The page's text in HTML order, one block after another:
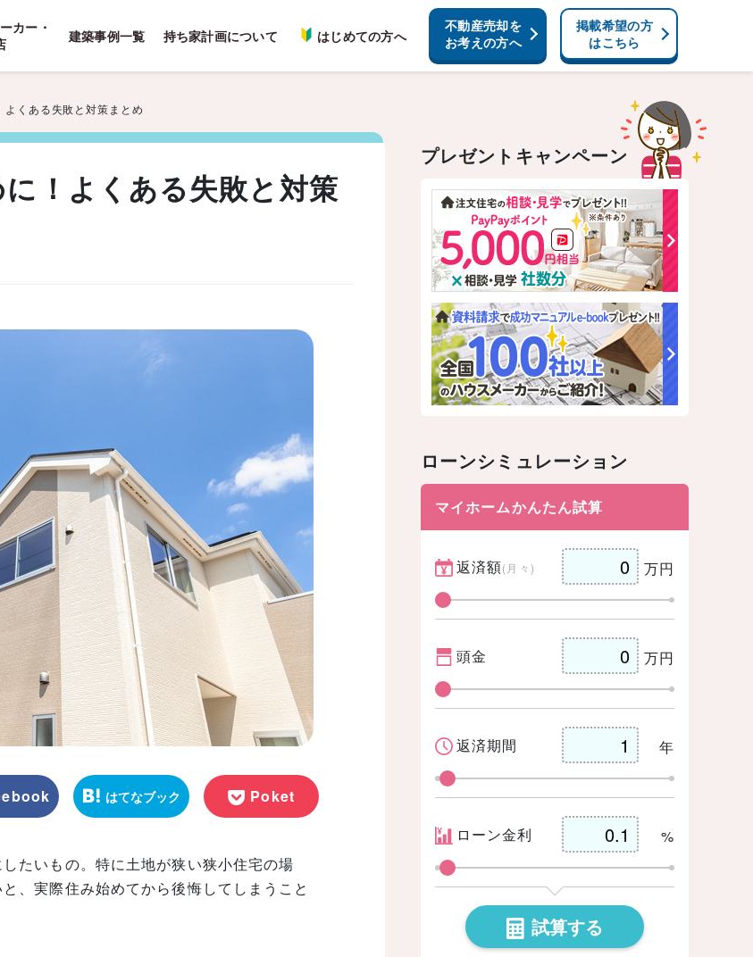
カー・
建築事例一覧 持ち家計画について はじめての方へ
不動産売却を
お考えの方へ
掲載希望の方
はこちら
くある失敗と対策まとめ
！よくある失敗と対策
はてなブック Poket
たいもの。特に土地が狭い狭小住宅の場
、実際住み始めてから後悔してしまうこと
プレゼントキャンペーン
ローンシミュレーション
マイホームかんたん試算
返済額(月々) 万円
頭金 万円
返済期間 年
ローン金利 %
試算する